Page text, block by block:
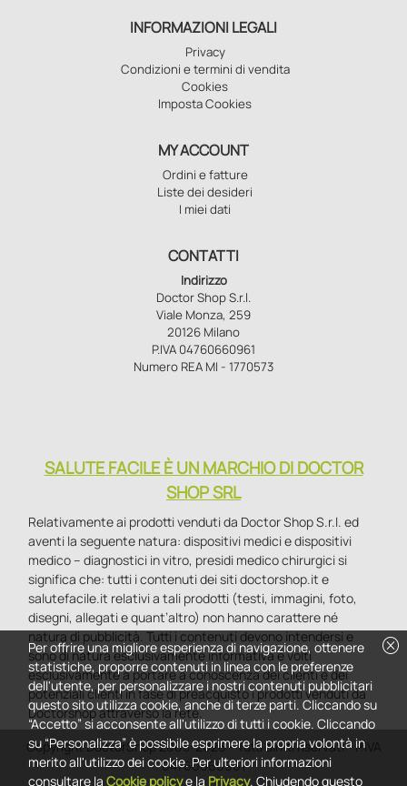
INFORMAZIONI LEGALI
Privacy
Condizioni e termini di vendita
Cookies
Imposta Cookies
MY ACCOUNT
Ordini e fatture
Liste dei desideri
I miei dati
CONTATTI
Indirizzo
Doctor Shop S.r.l.
Viale Monza, 259
20126 Milano
P.IVA 04760660961
Numero REA MI - 1770573
SALUTE FACILE È UN MARCHIO DI DOCTOR
SHOP SRL
Relativamente ai prodotti venduti da Doctor Shop S.r.l. ed
aventi la seguente natura: dispositivi medici e dispositivi
medico – diagnostici in vitro, presidi medico chirurgici si
significa che: tutti i contenuti dei siti doctorshop.it e
salutefacile.it relativi a tali prodotti (testi, immagini, foto,
disegni, allegati e quant’altro) non hanno carattere né
natura di pubblicità. Tutti i contenuti devono intendersi e
sono di natura esclusivamente informativa e volti
esclusivamente a portare a conoscenza dei clienti e dei
potenziali clienti in fase di preacquisto i prodotti venduti da
Doctorshop attraverso la rete.
Copyright DoctorShop 2005-2026 - Tutti diritti riservati - P.IVA
04760660961
cancel
Per offrire una migliore esperienza di navigazione, ottenere
statistiche, proporre contenuti in linea con le preferenze
dell'utente, per personalizzare i nostri contenuti pubblicitari
questo sito utilizza cookie, anche di terze parti. Cliccando su
“Accetto” si acconsente all'utilizzo di tutti i cookie. Cliccando
su “Personalizza” è possibile esprimere la propria volontà in
merito all'utilizzo dei cookie. Per ulteriori informazioni
consultare la Cookie policye la Privacy. Chiudendo questo